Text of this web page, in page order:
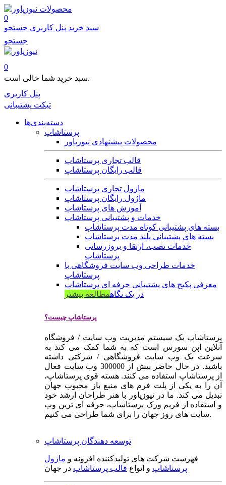
محصولات
0
سبد خرید پنل کاربری جستجو
جستجو
0
سبد خرید شما خالی است.
پنل کاربری
تیکت پشتیبانی
دسته‌بندی‌ها
پرستاشاپ
محصولات پیشنهادی نیوزپاور
قالب تجاری پرستاشاپ
قالب رایگان پرستاشاپ
ماژول تجاری پرستاشاپ
ماژول رایگان پرستاشاپ
آموزش های پرستاشاپ
خدمات و پشتیبانی پرستاشاپ
بسته های پشتیبانی کوتاه مدت پرستاشاپ
بسته های پشتیبانی بلند مدت پرستاشاپ
خدمات نصب، ارتقا و بروزرسانی
پرستاشاپ
خدمات طراحی وب سایت فروشگاهی با
پرستاشاپ
معرفی پکیج های پشتیبانی حرفه ای پرستاشاپ
در یک نگاهمطالعه بیشتر
پرستاشاپ چیست؟
پرستاشاپ یک سیستم مدیریت وب سایت / فروشگاه
آنلاین اپن سورس است که به شما کمک می کند به
سرعت یک وب سایت فروشگاهی / شرکتی داشته
باشید. در حال حاضر بیش از 300000 وب سایت فعال
از پرستاشاپ استفاده می کنند. هسته قوی پرستاشاپ،
آن را به یکی از پلت فرم های منبع باز محبوب جهان
تبدیل می کند. ما در نیوزپاور با هنر طراحان ارشد خود
و استفاده از فریم ورک پرستاشاپ، حرفه ای ترین وب
سایت های روز جهان را برای شما طراحی می کنیم.
توسعه دهندگان پرستاشاپ
فهرست شرکت های تولیدکننده افزونه و ماژول
پرستاشاپ و انواع قالب پرستاشاپ در جهان